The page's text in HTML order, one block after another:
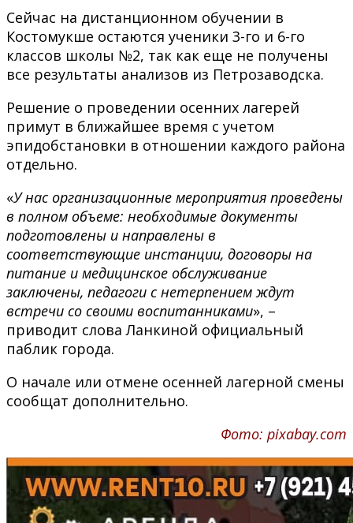
Сейчас на дистанционном обучении в
Костомукше остаются ученики 3-го и 6-го
классов школы №2, так как еще не получены
все результаты анализов из Петрозаводска.
Решение о проведении осенних лагерей
примут в ближайшее время с учетом
эпидобстановки в отношении каждого района
отдельно.
«У нас организационные мероприятия проведены
в полном объеме: необходимые документы
подготовлены и направлены в
соответствующие инстанции, договоры на
питание и медицинское обслуживание
заключены, педагоги с нетерпением ждут
встречи со своими воспитанниками», –
приводит слова Ланкиной официальный
паблик города.
О начале или отмене осенней лагерной смены
сообщат дополнительно.
Фото: pixabay.com